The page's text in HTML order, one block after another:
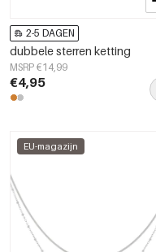
2-5 DAGEN
dubbele sterren ketting
MSRP €14,99
€4,95
EU-magazijn